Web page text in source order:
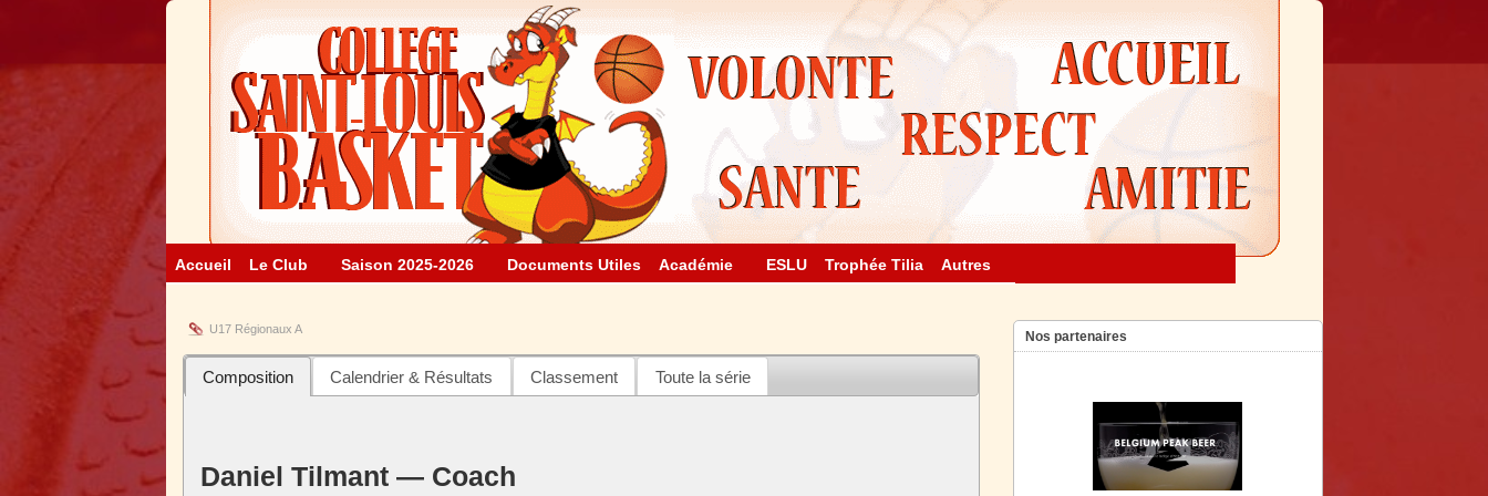
Accueil Le Club Saison 2025-2026 Documents Utiles Académie ESLU Trophée Tilia Autres
U17 Régionaux A
Composition Calendrier & Résultats Classement Toute la série
Daniel Tilmant — Coach
Nos partenaires